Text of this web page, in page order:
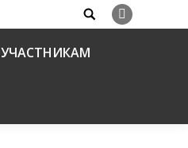
Search:
Вконтакте
УЧАСТНИКАМ